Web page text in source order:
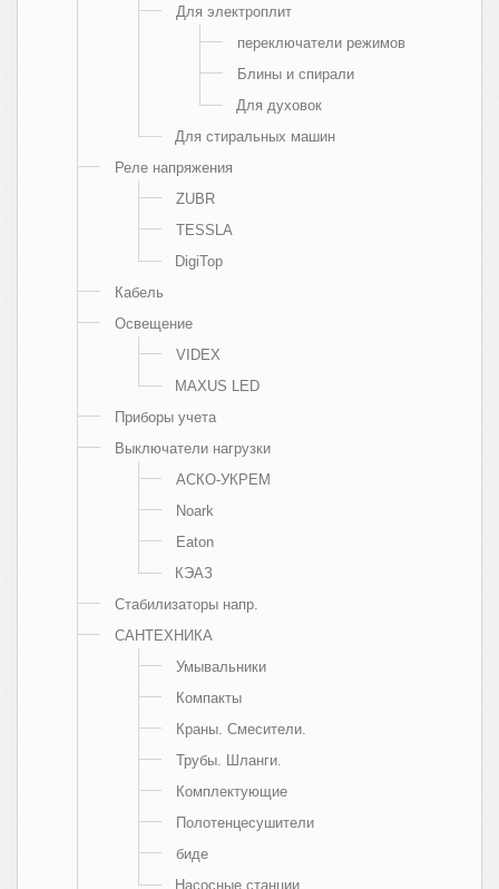
Для электроплит
переключатели режимов
Блины и спирали
Для духовок
Для стиральных машин
Реле напряжения
ZUBR
TESSLA
DigiTop
Кабель
Освещение
VIDEX
MAXUS LED
Приборы учета
Выключатели нагрузки
АСКО-УКРЕМ
Noark
Eaton
КЭАЗ
Стабилизаторы напр.
САНТЕХНИКА
Умывальники
Компакты
Краны. Смесители.
Трубы. Шланги.
Комплектующие
Полотенцесушители
биде
Насосные станции